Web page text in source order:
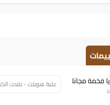
فخمة مجانا علبة هوبلت - نفدت الكمية